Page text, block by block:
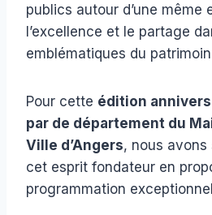
publics autour d’une même
l’excellence et le partage
emblématiques du
Pour cette édition
par de département du
Ville d’Angers, nous
cet esprit fondateur en
programmation